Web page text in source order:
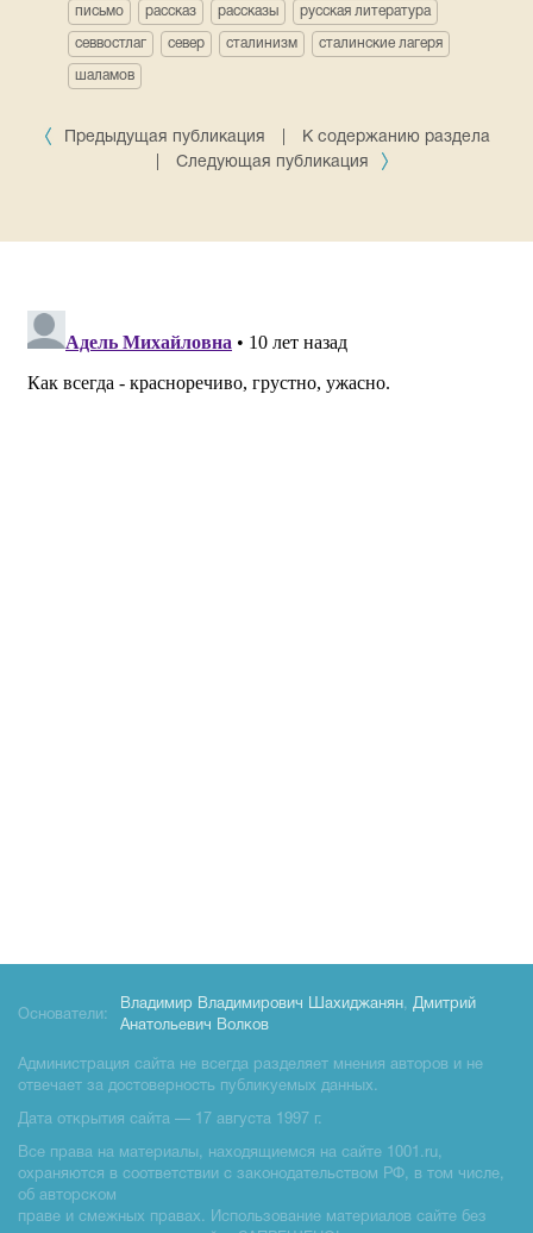
письмо рассказ рассказы русская литература
севвостлаг север сталинизм сталинские лагеря
шаламов
Предыдущая публикация
К содержанию раздела
Следующая публикация
Основатели:
Владимир Владимирович Шахиджанян, Дмитрий
Анатольевич Волков
Администрация сайта не всегда разделяет мнения авторов и не
отвечает за достоверность публикуемых данных.
Дата открытия сайта — 17 августа 1997 г.
Все права на материалы, находящиемся на сайте 1001.ru,
охраняются в соответствии с законодательством РФ, в том числе,
об авторском
праве и смежных правах. Использование материалов сайте без